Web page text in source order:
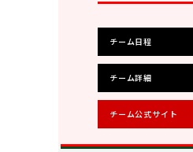
チーム日程
チーム詳細
チーム公式サイト